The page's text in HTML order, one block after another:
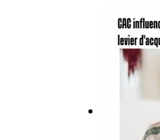
Under
pour